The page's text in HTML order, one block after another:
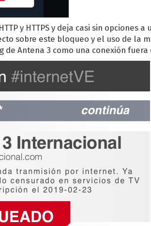
y HTTPS y deja casi sin opciones a
sobre este bloqueo y el uso de la
Antena 3 como una conexión fuera